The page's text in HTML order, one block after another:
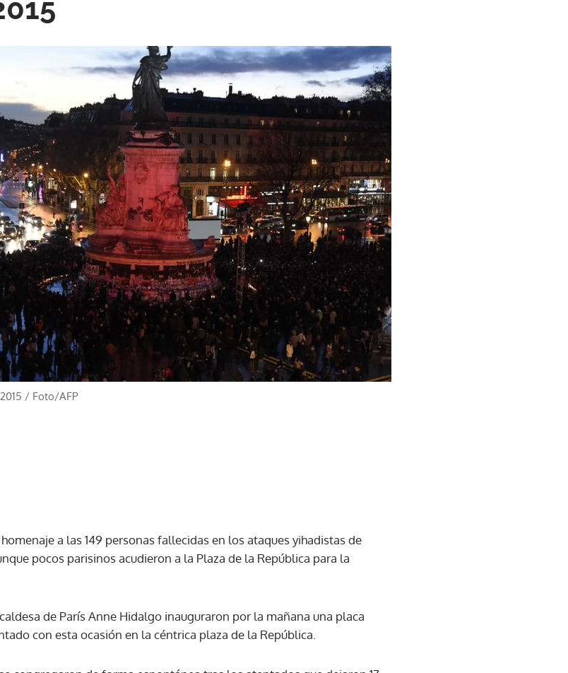
/ Foto/AFP
a las 149 personas fallecidas en los ataques yihadistas de
pocos parisinos acudieron a la Plaza de la República para la
de París Anne Hidalgo inauguraron por la mañana una placa
con esta ocasión en la céntrica plaza de la República.